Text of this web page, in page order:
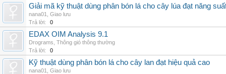
Giải mã kỹ thuật dùng phân bón lá cho cây lúa đạt năng
nana01
Giao lưu
Trả lời:
0
EDAX OIM Analysis 9.1
Drograms Thông gió thông thường
Trả lời:
0
Kỹ thuật dùng phân bón lá cho cây lan đạt hiệu quả cao
nana01
Giao lưu